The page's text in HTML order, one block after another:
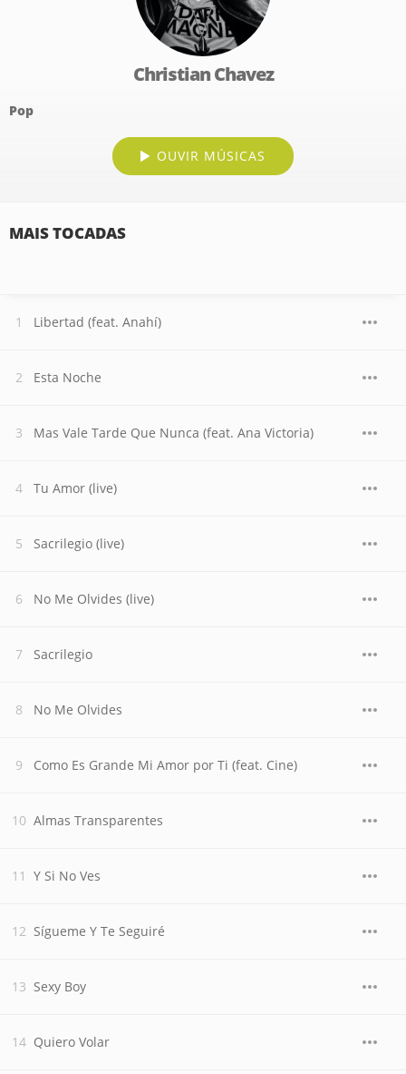
Christian Chavez
Pop
OUVIR MÚSICAS
MAIS TOCADAS
Libertad (feat. Anahí)
Esta Noche
Mas Vale Tarde Que Nunca (feat. Ana Victoria)
Tu Amor (live)
Sacrilegio (live)
No Me Olvides (live)
Sacrilegio
No Me Olvides
Como Es Grande Mi Amor por Ti (feat. Cine)
Almas Transparentes
Y Si No Ves
Sígueme Y Te Seguiré
Sexy Boy
Quiero Volar